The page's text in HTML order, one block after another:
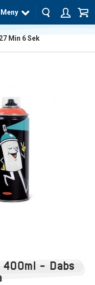
Meny
27 Min 6Sek
400ml - Dabs